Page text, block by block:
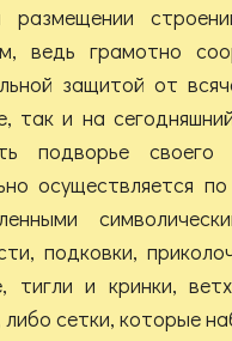
размещении
ведь грамотно
защитой от
так и на
подворье
осуществляется
подковки,
тигли и кринки,
сетки, которые